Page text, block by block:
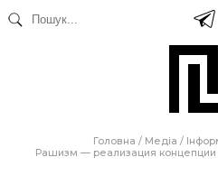
Головна / Медіа /
Рашизм — реализация концепции